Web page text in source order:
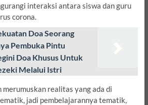
interaksi antara siswa dan guru
corona.
Doa Seorang
Pembuka Pintu
Doa Khusus Untuk
Melalui Istri
merumuskan realitas yang ada di
jadi pembelajarannya tematik,